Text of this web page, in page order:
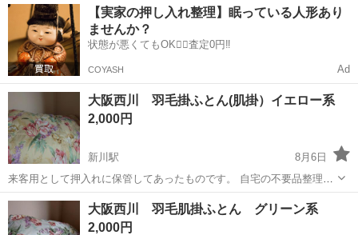
【実家の押し入れ整理】眠っている人形あり
ませんか？
状態が悪くてもOK🙆‍♀️査定0円‼️
COYASH Ad
大阪西川 羽毛掛ふとん(肌掛）イエロー系
2,000円
新川駅
8月6日
来客用として押入れに保管してあったものです。 自宅の不要品整理の
ため出品します。 室内で保管していたものですが放置しておりました
ので、目に見える汚れだけでなく目に見えない汚れも多分にあると思
います。現状でのお渡しとなります...
北海道 札幌市 新川駅 寝具
大阪西川 羽毛肌掛ふとん グリーン系
2,000円